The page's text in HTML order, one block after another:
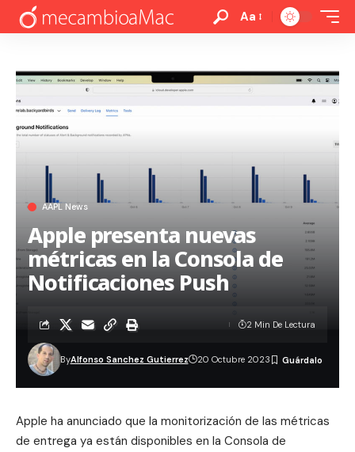
Aa
AAPL News
Apple presenta nuevas
métricas en la Consola de
Notificaciones Push
ByAlfonso Sanchez Gutierrez 20 Octubre 2023
2 Min De Lectura
Apple ha anunciado que la monitorización de las métricas
de entrega ya están disponibles en la Consola de